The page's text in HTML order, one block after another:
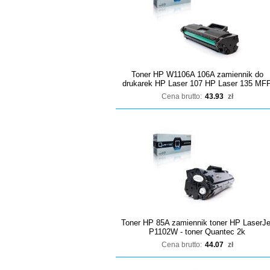
Toner HP W1106A 106A zamiennik do
drukarek HP Laser 107 HP Laser 135
Cena brutto: 43.93 zł
Toner HP 85A zamiennik toner HP
P1102W - toner Quantec 2k
Cena brutto: 44.07 zł